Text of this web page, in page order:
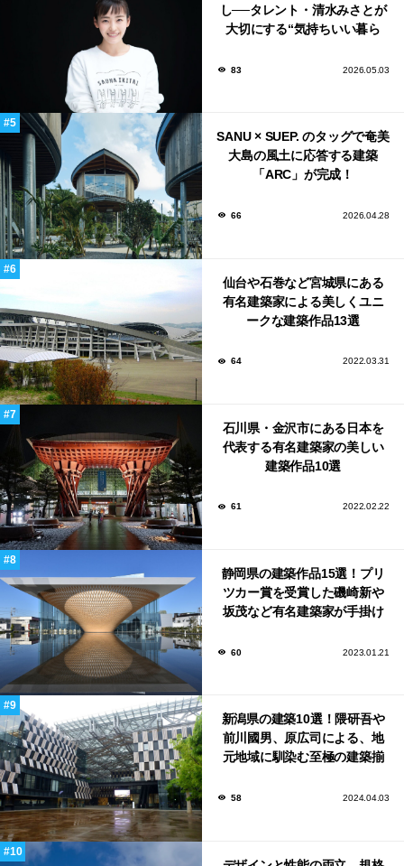
し──タレント・清水みさとが
大切にする“気持ちいい暮ら
83 2026.05.03
SANU × SUEP. のタッグで奄美
大島の風土に応答する建築
「ARC」が完成！
66 2026.04.28
仙台や石巻など宮城県にある
有名建築家による美しくユニ
ークな建築作品13選
64 2022.03.31
石川県・金沢市にある日本を
代表する有名建築家の美しい
建築作品10選
61 2022.02.22
静岡県の建築作品15選！プリ
ツカー賞を受賞した磯崎新や
坂茂など有名建築家が手掛け
60 2023.01.21
新潟県の建築10選！隈研吾や
前川國男、原広司による、地
元地域に馴染む至極の建築揃
58 2024.04.03